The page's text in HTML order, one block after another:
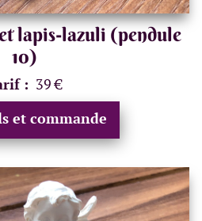
lapis-lazuli (pendule
10)
: 39 €
et commande